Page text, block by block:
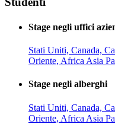
Stage negli uffici
Stati Uniti, Canada,
Oriente, Africa Asia
Stage negli alberghi
Stati Uniti, Canada,
Oriente, Africa Asia